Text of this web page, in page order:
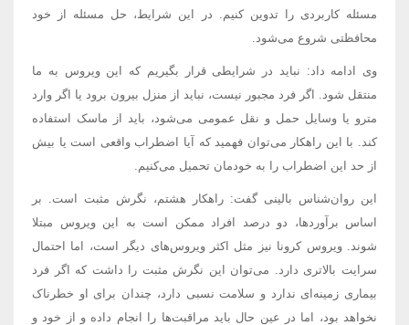
مسئله کاربردی را تدوین کنیم. در این شرایط، حل مسئله از خود
محافظتی شروع می‌شود.
وی ادامه داد: نباید در شرایطی قرار بگیریم که این ویروس به ما
منتقل شود. اگر فرد مجبور نیست، نباید از منزل بیرون برود یا اگر وارد
مترو یا وسایل حمل و نقل عمومی می‌شود، باید از ماسک استفاده
کند. با این راهکار می‌توان فهمید که آیا اضطراب واقعی است یا بیش
از حد این اضطراب را به خودمان تحمیل می‌کنیم.
این روان‌شناس بالینی گفت: راهکار هشتم، نگرش مثبت است. بر
اساس برآوردها، دو درصد افراد ممکن است به این ویروس مبتلا
شوند. ویروس کرونا نیز مثل اکثر ویروس‌های دیگر است، اما احتمال
سرایت بالاتری دارد. می‌توان این نگرش مثبت را داشت که اگر فرد
بیماری زمینه‌ای ندارد و سلامت نسبی دارد، چندان برای او خطرناک
نخواهد بود، اما در عین حال باید مراقبت‌ها را انجام داده و از خود و